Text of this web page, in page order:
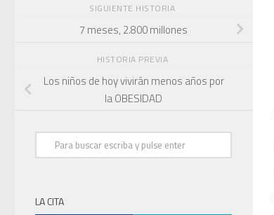
SIGUIENTE HISTORIA
7 meses, 2.800 millones
HISTORIA PREVIA
Los niños de hoy vivirán menos años por
la OBESIDAD
LA CITA